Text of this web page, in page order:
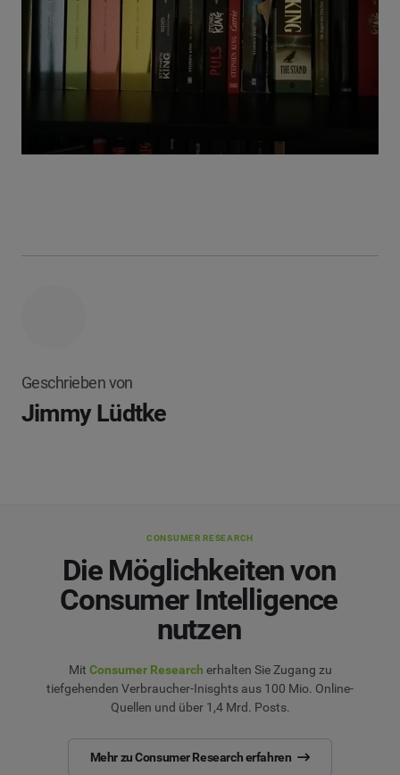
Geschrieben von
Jimmy Lüdtke
CONSUMER RESEARCH
Die Möglichkeiten von
Consumer Intelligence
nutzen
Mit Consumer Research erhalten Sie Zugang zu
tiefgehenden Verbraucher-Inisghts aus 100 Mio. Online-
Quellen und über 1,4 Mrd. Posts.
Mehr zu Consumer Research erfahren